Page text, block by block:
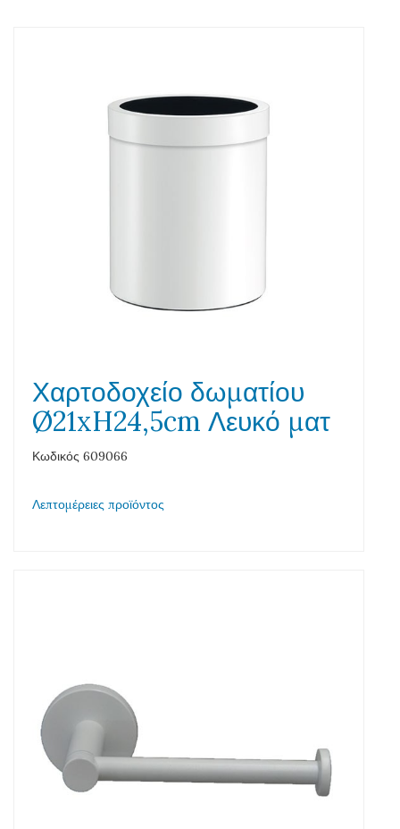
Χαρτοδοχείο δωματίου
Ø21xH24,5cm Λευκό ματ
Κωδικός 609066
Λεπτομέρειες προϊόντος